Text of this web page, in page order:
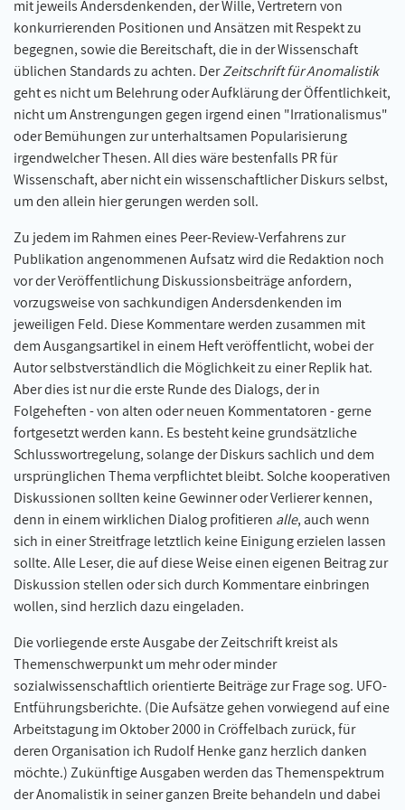
mit jeweils Andersdenkenden, der Wille, Vertretern von
konkurrierenden Positionen und Ansätzen mit Respekt zu
begegnen, sowie die Bereitschaft, die in der Wissenschaft
üblichen Standards zu achten. DerZeitschrift für Anomalistik
geht es nicht um Belehrung oder Aufklärung der Öffentlichkeit,
nicht um Anstrengungen gegen irgend einen "Irrationalismus"
oder Bemühungen zur unterhaltsamen Popularisierung
irgendwelcher Thesen. All dies wäre bestenfalls PR für
Wissenschaft, aber nicht ein wissenschaftlicher Diskurs selbst,
um den allein hier gerungen werden soll.
Zu jedem im Rahmen eines Peer-Review-Verfahrens zur
Publikation angenommenen Aufsatz wird die Redaktion noch
vor der Veröffentlichung Diskussionsbeiträge anfordern,
vorzugsweise von sachkundigen Andersdenkenden im
jeweiligen Feld. Diese Kommentare werden zusammen mit
dem Ausgangsartikel in einem Heft veröffentlicht, wobei der
Autor selbstverständlich die Möglichkeit zu einer Replik hat.
Aber dies ist nur die erste Runde des Dialogs, der in
Folgeheften - von alten oder neuen Kommentatoren - gerne
fortgesetzt werden kann. Es besteht keine grundsätzliche
Schlusswortregelung, solange der Diskurs sachlich und dem
ursprünglichen Thema verpflichtet bleibt. Solche kooperativen
Diskussionen sollten keine Gewinner oder Verlierer kennen,
denn in einem wirklichen Dialog profitieren alle, auch wenn
sich in einer Streitfrage letztlich keine Einigung erzielen lassen
sollte. Alle Leser, die auf diese Weise einen eigenen Beitrag zur
Diskussion stellen oder sich durch Kommentare einbringen
wollen, sind herzlich dazu eingeladen.
Die vorliegende erste Ausgabe der Zeitschrift kreist als
Themenschwerpunkt um mehr oder minder
sozialwissenschaftlich orientierte Beiträge zur Frage sog. UFO-
Entführungsberichte. (Die Aufsätze gehen vorwiegend auf eine
Arbeitstagung im Oktober 2000 in Cröffelbach zurück, für
deren Organisation ich Rudolf Henke ganz herzlich danken
möchte.) Zukünftige Ausgaben werden das Themenspektrum
der Anomalistik in seiner ganzen Breite behandeln und dabei